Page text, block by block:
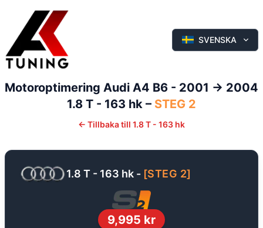
SVENSKA
Motoroptimering Audi A4 B6 - 2001 -> 2004
1.8 T - 163 hk – STEG 2
← Tillbaka till 1.8 T - 163 hk
1.8 T - 163 hk - [STEG 2]
9,995 kr